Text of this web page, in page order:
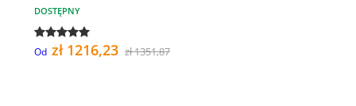
DOSTĘPNY
Od zł 1216,23 zł 1351,87